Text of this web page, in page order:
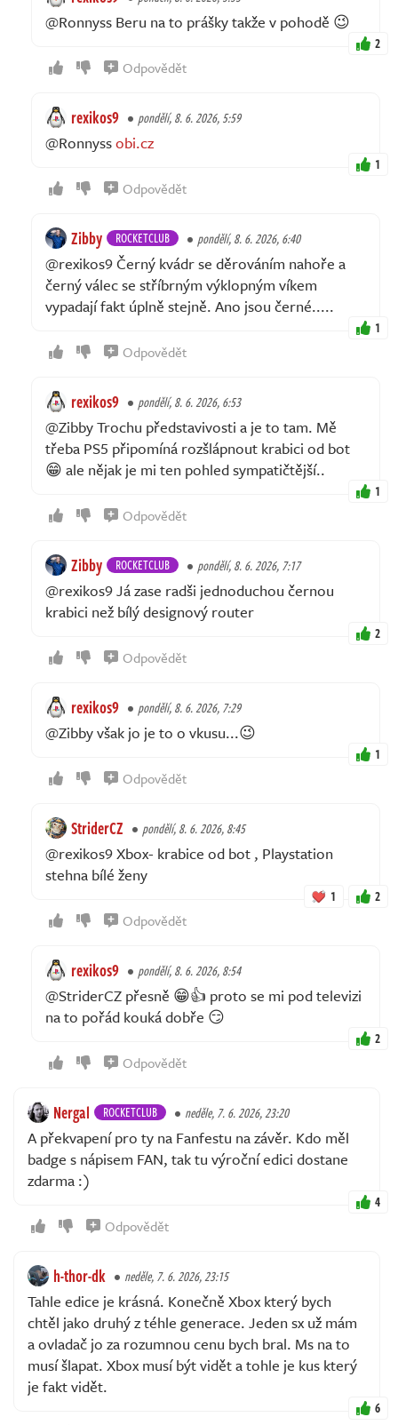
@Ronnyss Beru na to prášky takže v pohodě 😉
2
Odpovědět
rexikos9 pondělí, 8. 6. 2026, 5:59
@Ronnyssobi.cz
1
Odpovědět
Zibby ROCKETCLUB pondělí, 8. 6. 2026, 6:40
@rexikos9 Černý kvádr se děrováním nahoře a
černý válec se stříbrným výklopným víkem
vypadají fakt úplně stejně. Ano jsou černé.....
1
Odpovědět
rexikos9 pondělí, 8. 6. 2026, 6:53
@Zibby Trochu představivosti a je to tam. Mě
třeba PS5 připomíná rozšlápnout krabici od bot
😁 ale nějak je mi ten pohled sympatičtější..
1
Odpovědět
Zibby ROCKETCLUB pondělí, 8. 6. 2026, 7:17
@rexikos9 Já zase radši jednoduchou černou
krabici než bílý designový router
2
Odpovědět
rexikos9 pondělí, 8. 6. 2026, 7:29
@Zibby však jo je to o vkusu...😉
1
Odpovědět
StriderCZ pondělí, 8. 6. 2026, 8:45
@rexikos9 Xbox- krabice od bot , Playstation
stehna bílé ženy
1 2
Odpovědět
rexikos9 pondělí, 8. 6. 2026, 8:54
@StriderCZ přesně 😁👍 proto se mi pod televizi
na to pořád kouká dobře 😏
2
Odpovědět
Nergal ROCKETCLUB neděle, 7. 6. 2026, 23:20
A překvapení pro ty na Fanfestu na závěr. Kdo měl
badge s nápisem FAN, tak tu výroční edici dostane
zdarma :)
4
Odpovědět
h-thor-dk neděle, 7. 6. 2026, 23:15
Tahle edice je krásná. Konečně Xbox který bych
chtěl jako druhý z téhle generace. Jeden sx už mám
a ovladač jo za rozumnou cenu bych bral. Ms na to
musí šlapat. Xbox musí být vidět a tohle je kus který
je fakt vidět.
6